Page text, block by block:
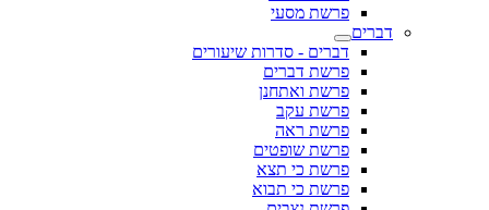
פרשת מסעי
דברים
דברים - סדרות שיעורים
פרשת דברים
פרשת ואתחנן
פרשת עקב
פרשת ראה
פרשת שופטים
פרשת כי תצא
פרשת כי תבוא